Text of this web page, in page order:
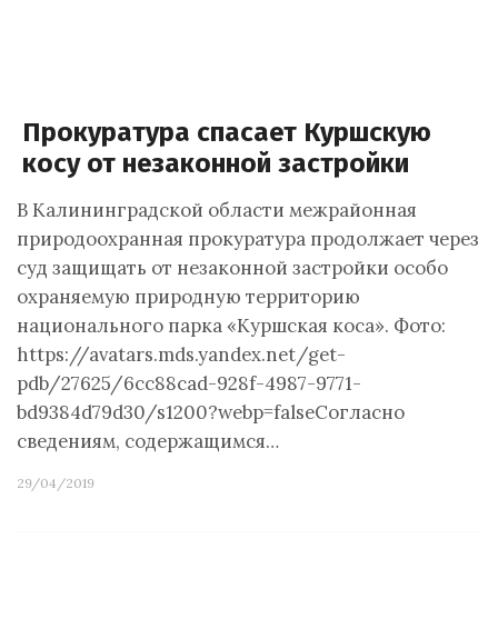
Прокуратура спасает Куршскую
косу от незаконной застройки
В Калининградской области межрайонная
природоохранная прокуратура продолжает через
суд защищать от незаконной застройки особо
охраняемую природную территорию
национального парка «Куршская коса». Фото:
https://avatars.mds.yandex.net/get-
pdb/27625/6cc88cad-928f-4987-9771-
bd9384d79d30/s1200?webp=falseСогласно
сведениям, содержащимся…
29/04/2019